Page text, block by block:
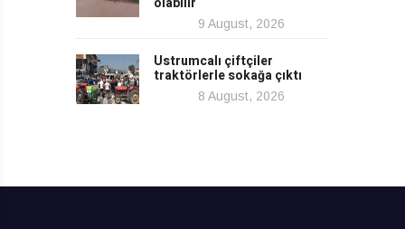
9 August, 2026
Ustrumcalı çiftçiler
traktörlerle sokağa çıktı
8 August, 2026